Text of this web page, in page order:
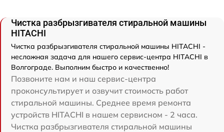
Чистка разбрызгивателя стиральной машины
HITACHI
Чистка разбрызгивателя стиральной машины HITACHI -
несложная задача для нашего сервис-центра HITACHI в
Волгограде. Выполним быстро и качественно!
Позвоните нам и наш сервис-центра
проконсультирует и озвучит стоимость работ
стиральной машины. Среднее время ремонта
устройств HITACHI в нашем сервисном - 2 часа.
Чистка разбрызгивателя стиральной машины